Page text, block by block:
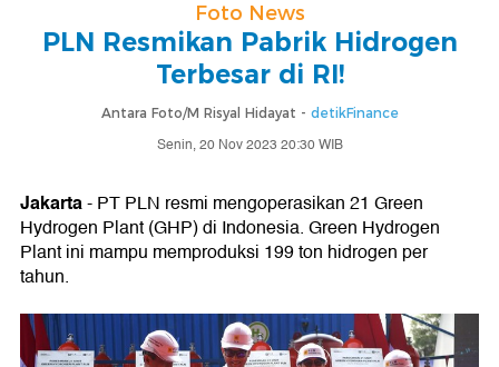
Foto News
PLN Resmikan Pabrik Hidrogen
Terbesar di RI!
Antara Foto/M Risyal Hidayat - detikFinance
Senin, 20 Nov 2023 20:30 WIB
Jakarta- PT PLN resmi mengoperasikan 21 Green
Hydrogen Plant (GHP) di Indonesia. Green Hydrogen
Plant ini mampu memproduksi 199 ton hidrogen per
tahun.